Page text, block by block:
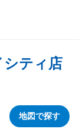
シティ店
地図で探す